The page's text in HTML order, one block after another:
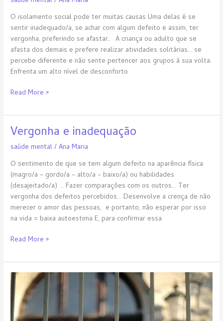
O isolamento social pode ter muitas causas Uma delas é se
sentir inadequado/a, se achar com algum defeito e assim, ter
vergonha, preferindo se afastar. A criança ou adulto que se
afasta dos demais e prefere realizar atividades solitárias… se
percebe diferente e não sente pertencer aos grupos à sua volta.
Enfrenta um alto nível de desconforto
e
alienação
Read More »
Vergonha e inadequação
saúde mental/Ana Maria
O sentimento de que se tem algum defeito na aparência física
(magro/a – gordo/a – alto/a – baixo/a) ou habilidades
(desajeitado/a) … Fazer comparações com os outros… Ter
vergonha dos defeitos percebidos… Desenvolve a crença de não
merecer o amor das pessoas, e portanto, não esperar por isso
na vida = baixa autoestima E, para confirmar essa
Vergonha
inadequação
Read More »
Desconfiança
e
Abuso